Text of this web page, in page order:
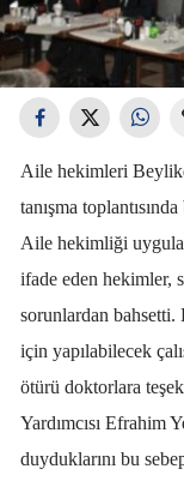
Aile hekimleri
tanışma
Aile hekimliği
ifade eden hekimler,
sorunlardan bahsetti.
için yapılabilecek
ötürü doktorlara
Yardımcısı Efrahim
duyduklarını bu